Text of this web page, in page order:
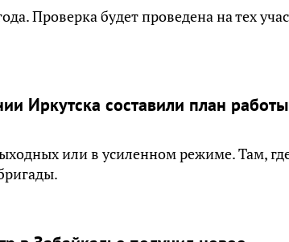
Проверка будет проведена на тех
Иркутска составили план
или в усиленном режиме. Там,